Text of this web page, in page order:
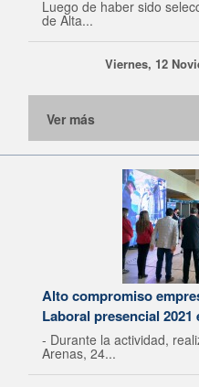
Luego de haber sido
de Alta...
Viernes, 12
Ver más
Alto compromiso
Laboral presencial
- Durante la actividad,
Arenas, 24...